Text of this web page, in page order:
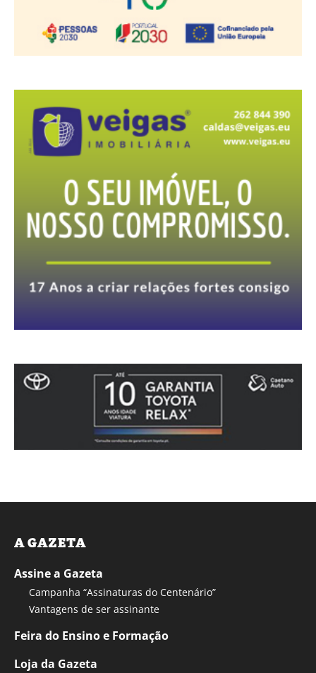
A GAZETA
Assine a Gazeta
Campanha “Assinaturas do Centenário”
Vantagens de ser assinante
Feira do Ensino e Formação
Loja da Gazeta